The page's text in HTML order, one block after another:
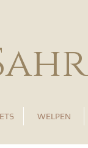
WELPEN